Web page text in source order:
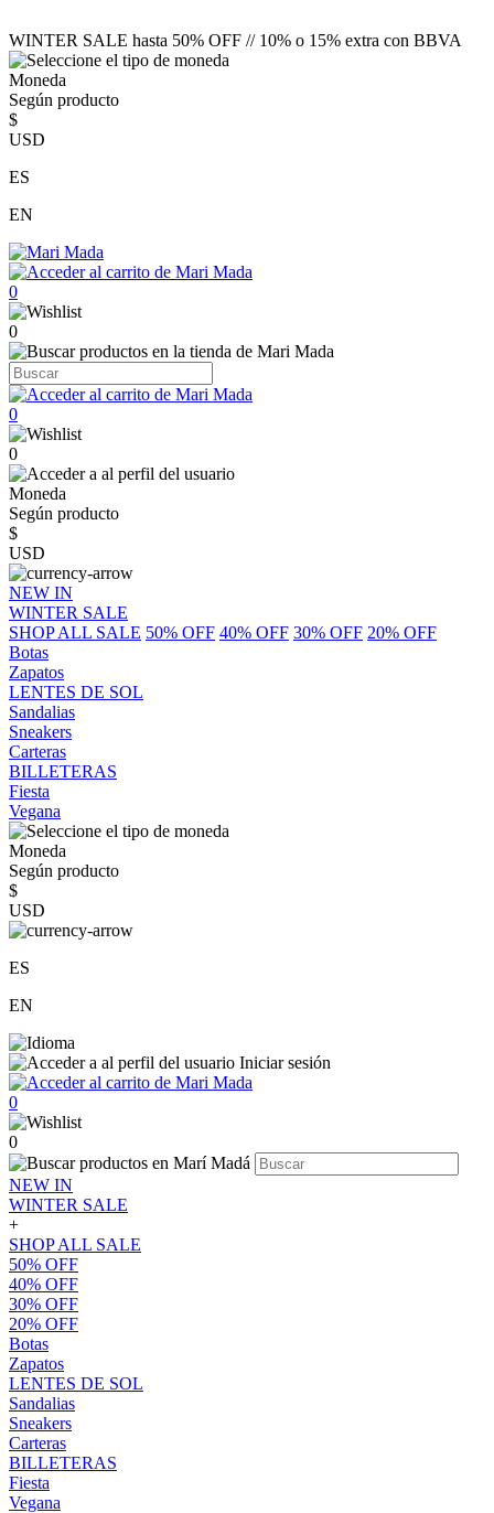
WINTER SALE hasta 50% OFF // 10% o 15% extra con BBVA
Moneda
Según producto
$
USD
ES
EN
0
0
0
0
Moneda
Según producto
$
USD
NEW IN
WINTER SALE
SHOP ALL SALE 50% OFF 40% OFF 30% OFF 20% OFF
Botas
Zapatos
LENTES DE SOL
Sandalias
Sneakers
Carteras
BILLETERAS
Fiesta
Vegana
Moneda
Según producto
$
USD
ES
EN
Iniciar sesión
0
0
NEW IN
WINTER SALE
+
SHOP ALL SALE
50% OFF
40% OFF
30% OFF
20% OFF
Botas
Zapatos
LENTES DE SOL
Sandalias
Sneakers
Carteras
BILLETERAS
Fiesta
Vegana